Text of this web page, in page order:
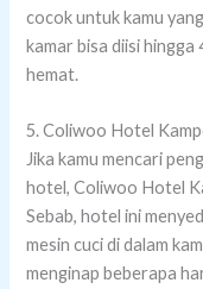
cocok untuk kamu
kamar bisa diisi
hemat.
5. Coliwoo Hotel
Jika kamu mencari
hotel, Coliwoo Hotel
Sebab, hotel ini
mesin cuci di dalam
menginap beberapa